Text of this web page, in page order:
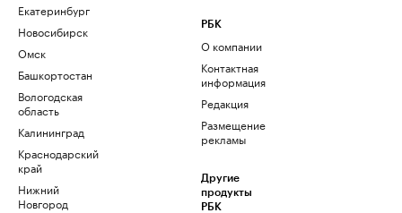
Екатеринбург
Новосибирск
Омск
Башкортостан
Вологодская
область
Калининград
Краснодарский
край
Нижний
Новгород
РБК
О компании
Контактная
информация
Редакция
Размещение
рекламы
Другие
продукты
РБК